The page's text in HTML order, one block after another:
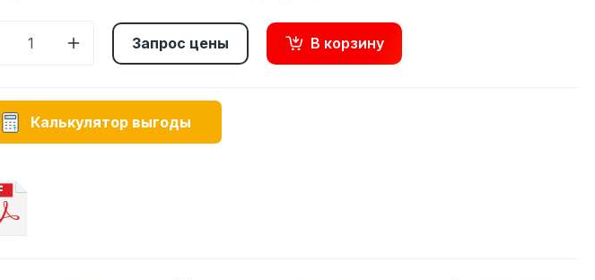
Запрос цены В корзину
Калькулятор выгоды